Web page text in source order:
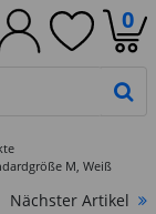
0
M, Weiß
Nächster Artikel